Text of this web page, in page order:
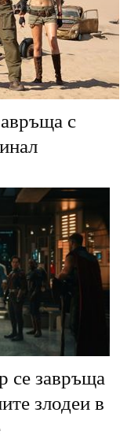
с
се завръща
злодеи в